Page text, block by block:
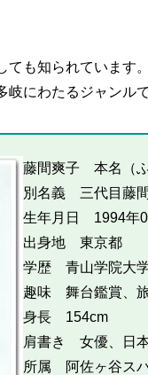
も知られています。
にわたるジャンル
藤間爽子 本名（ふ
別名義 三代目藤
生年月日 1994年
出身地 東京都
学歴 青山学院大
趣味 舞台鑑賞、
身長 154cm
肩書き 女優、日
所属 阿佐ヶ谷ス